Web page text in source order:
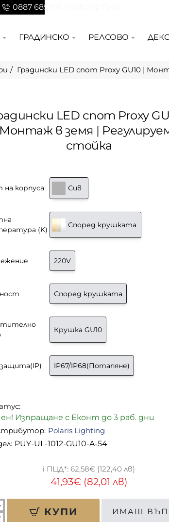
0887 685 106 | 088 242 1042
ГРАДИНСКО РЕЛСОВО
Градински LED спот Proxy GU10 |
LED спот Proxy
Монтаж в земя |
стойка
Изпращане с Еконт до 3 раб. дни
Polaris Lighting
PUY-UL-1012-GU10-A-54
41,93€ (82,01 лв)
62,58€ (122,40 лв)
на корпуса Сив
(K)
Според крушката
220V
Според крушката
Крушка GU10
IP67/IP68(Потапяне)
КУПИ ИМАШ